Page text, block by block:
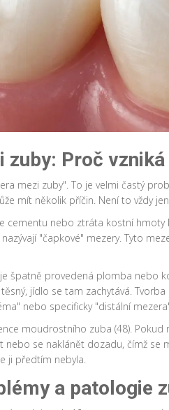
zuby: Proč
mezi zuby". To je velmi častý
mít několik příčin. Není to vždy
cementu nebo ztráta kostní hmoty
"čapkové" mezery. Tyto
špatně provedená plomba nebo
jídlo se tam zachytává.
nebo specificky "distální
moudrostního zuba (48).
nebo se naklánět dozadu, čímž se
ji předtím nebyla.
a patologie